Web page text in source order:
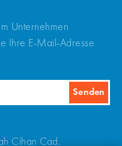
Unternehmen
Ihre E-Mail-Adresse
Cihan Cad.